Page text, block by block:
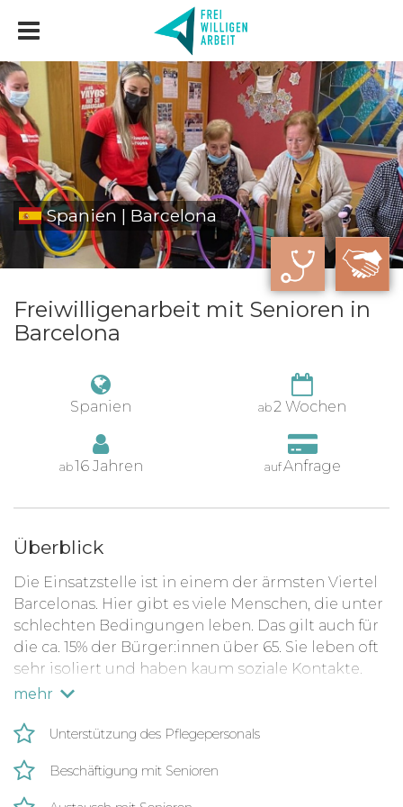
Spanien | Barcelona
Freiwilligenarbeit mit Senioren in
Barcelona
Spanien ab2 Wochen
ab16 Jahren aufAnfrage
Überblick
Die Einsatzstelle ist in einem der ärmsten Viertel
Barcelonas. Hier gibt es viele Menschen, die unter
schlechten Bedingungen leben. Das gilt auch für
die ca. 15% der Bürger:innen über 65. Sie leben oft
sehr isoliert und haben kaum soziale Kontakte.
Auch die pflegerische und medizinische
Dieses Freiwilligenprogramm beinhaltet viele
Aufgaben, die helfen, Menschen in Not zu helfen
mehr
Unterstützung des Pflegepersonals
Beschäftigung mit Senioren